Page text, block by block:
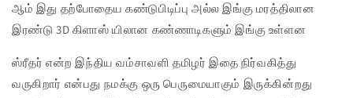
ஆம் இது தற்போதைய கண்டுபிடிப்பு அல்ல இங்கு மரத்திலான
இரண்டு 3D கிளாஸ் யிலான கண்ணாடிகளும் இங்கு உள்ளன
ஸ்ரீதர் என்ற இந்திய வம்சாவளி தமிழர் இதை நிர்வகித்து
வருகிறார் என்பது நமக்கு ஒரு பெருமையாகும் இருக்கின்றது